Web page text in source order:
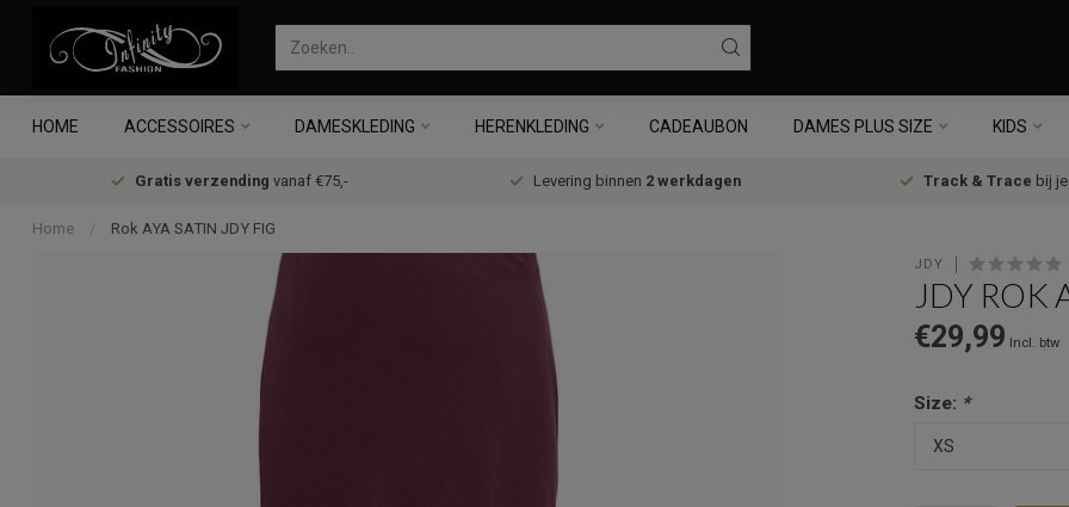
HOME ACCESSOIRES DAMESKLEDING HERENKLEDING CADEAUBON DAMES PLUS SIZE KIDS
Gratis verzending vanaf €75,- Levering binnen 2 werkdagen Track & Trace bij
Home / Rok AYA SATIN JDY FIG
JDY
JDY ROK
€29,99 Incl. btw
Size: *